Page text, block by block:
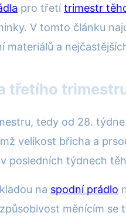
pro třetítrimestr
V tomto článku
materiálů a
třetího
tedy od 28.
velikost břicha a
posledních týdnech
na spodní prádlo
měnícím se